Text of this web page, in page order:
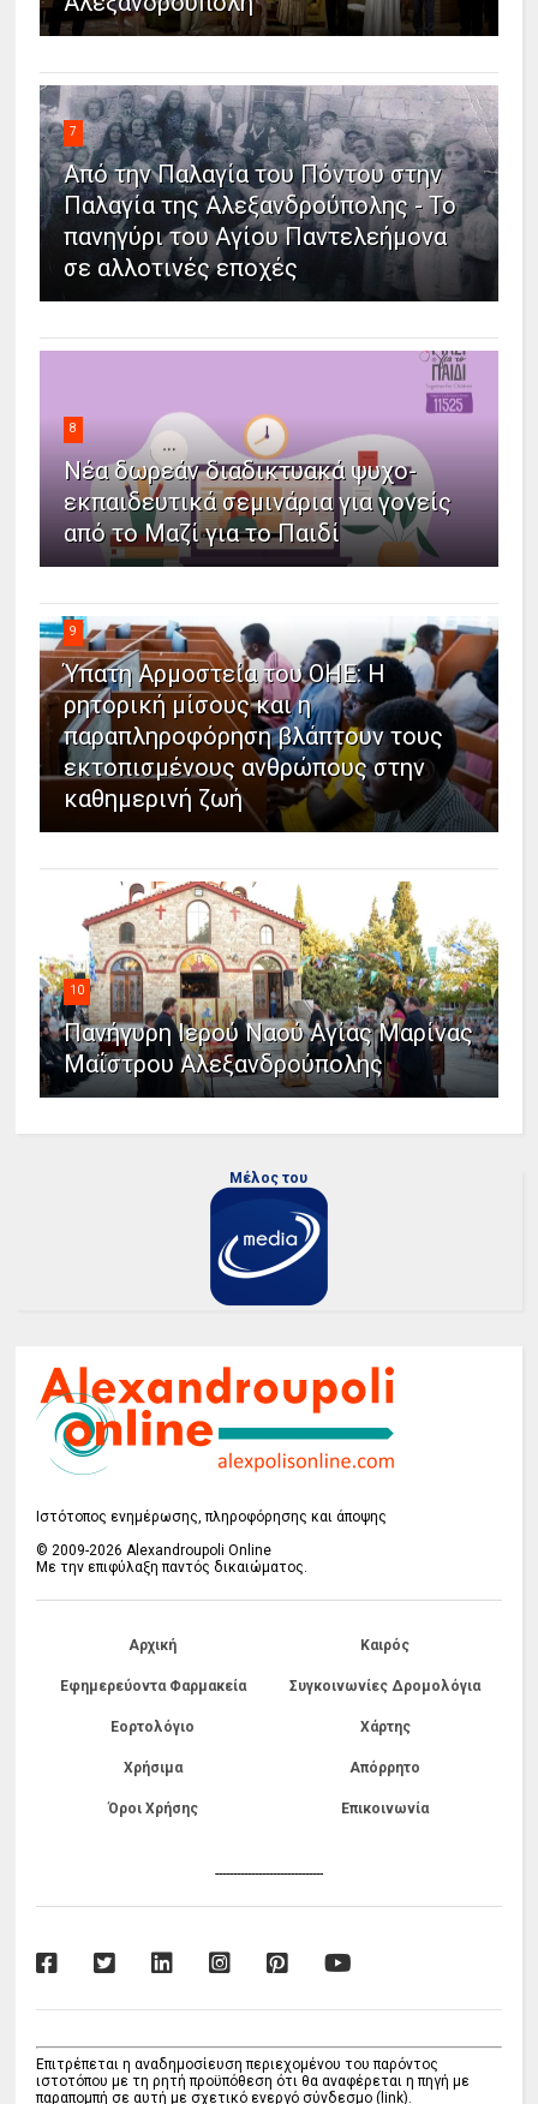
7
Από την Παλαγία του Πόντου στην
Παλαγία της Αλεξανδρούπολης - Το
πανηγύρι του Αγίου Παντελεήμονα
σε αλλοτινές εποχές
8
Νέα δωρεάν διαδικτυακά ψυχο-
εκπαιδευτικά σεμινάρια για γονείς
από το Μαζί για το Παιδί
9
Ύπατη Αρμοστεία του ΟΗΕ: Η
ρητορική μίσους και η
παραπληροφόρηση βλάπτουν τους
εκτοπισμένους ανθρώπους στην
καθημερινή ζωή
10
Πανήγυρη Ιερού Ναού Αγίας Μαρίνας
Μαΐστρου Αλεξανδρούπολης
Μέλος του
Ιστότοπος ενημέρωσης, πληροφόρησης και άποψης
© 2009-2026 Alexandroupoli Online
Με την επιφύλαξη παντός δικαιώματος.
Αρχική Καιρός
Εφημερεύοντα Φαρμακεία Συγκοινωνίες Δρομολόγια
Εορτολόγιο Χάρτης
Χρήσιμα Απόρρητο
Όροι Χρήσης Επικοινωνία
------------------------------
Επιτρέπεται η αναδημοσίευση περιεχομένου του παρόντος
ιστοτόπου με τη ρητή προϋπόθεση ότι θα αναφέρεται η πηγή με
παραπομπή σε αυτή με σχετικό ενεργό σύνδεσμο (link).